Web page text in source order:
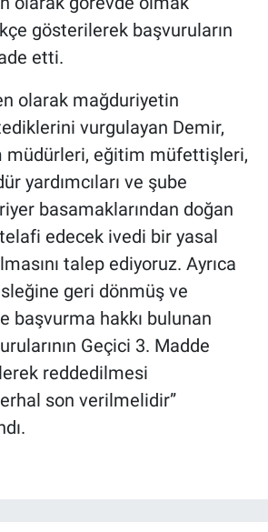
gösterilerek başvuruların
etti.
olarak mağduriyetin
vurgulayan Demir,
müdürleri, eğitim müfettişleri,
yardımcıları ve şube
basamaklarından doğan
telafi edecek ivedi bir yasal
talep ediyoruz. Ayrıca
geri dönmüş ve
başvurma hakkı bulunan
Geçici 3. Madde
reddedilmesi
son verilmelidir”